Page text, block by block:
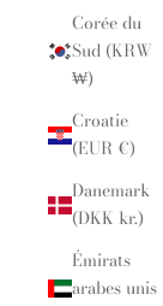
Corée du
Sud (KRW
₩)
Croatie
(EUR €)
Danemark
(DKK kr.)
Émirats
arabes unis